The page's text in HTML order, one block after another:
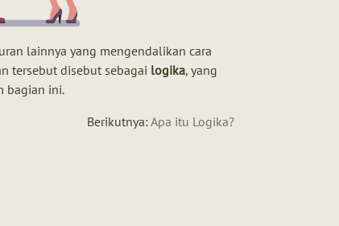
lainnya yang mengendalikan cara
tersebut disebut sebagai logika, yang
bagian ini.
Berikutnya:Apa itu Logika?